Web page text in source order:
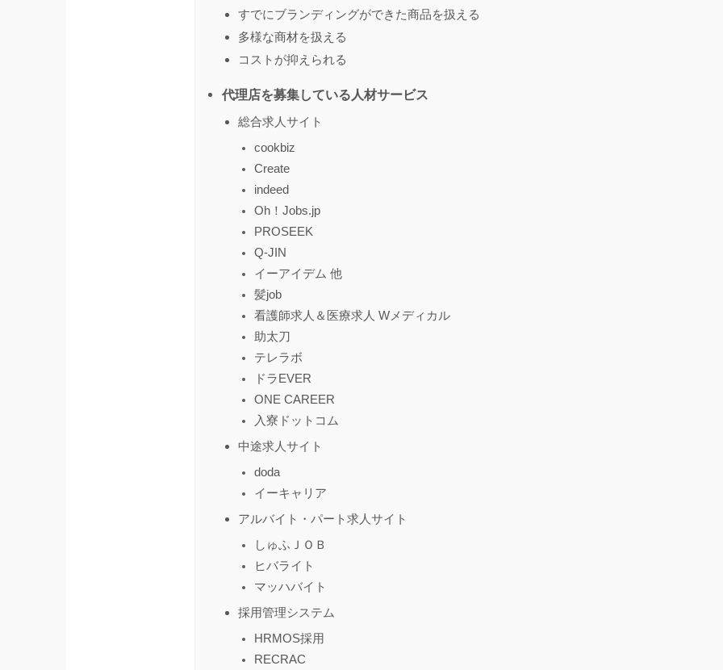
すでにブランディングができた商品を扱える
多様な商材を扱える
コストが抑えられる
代理店を募集している人材サービス
総合求人サイト
cookbiz
Create
indeed
Oh！Jobs.jp
PROSEEK
Q-JIN
イーアイデム 他
髪job
看護師求人＆医療求人 Wメディカル
助太刀
テレラボ
ドラEVER
ONE CAREER
入寮ドットコム
中途求人サイト
doda
イーキャリア
アルバイト・パート求人サイト
しゅふＪＯＢ
ヒバライト
マッハバイト
採用管理システム
HRMOS採用
RECRAC